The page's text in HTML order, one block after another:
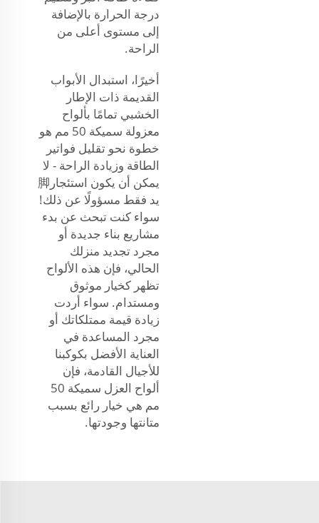
درجة الحرارة بالإضافة
إلى مستوى أعلى من
الراحة.
أخيرًا، استبدال الأبواب
القديمة ذات الإطار
الخشبي تمامًا بألواح
معزولة سميكة 50 مم هو
خطوة نحو تقليل فواتير
الطاقة وزيادة الراحة - لا
يمكن أن يكون استئجار脚
يد فقط مسؤولًا عن ذلك!
سواء كنت تبحث عن بدء
مشاريع بناء جديدة أو
مجرد تجديد منزلك
الحالي، فإن هذه الألواح
تظهر كخيار موثوق
ومستدام. سواء أردت
زيادة قيمة ممتلكاتك أو
مجرد المساعدة في
العناية الأفضل بكوكبنا
للأجيال القادمة، فإن
ألواح العزل سميكة 50
مم هي خيار رائع بسبب
متانتها وجودتها.